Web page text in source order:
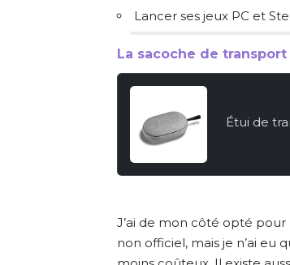
Lancer ses jeux PC et
La sacoche de transport
Étui de
J’ai de mon côté opté pour
non officiel, mais je n’ai